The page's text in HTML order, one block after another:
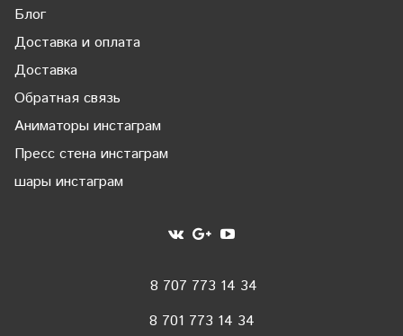
Блог
Доставка и оплата
Доставка
Обратная связь
Аниматоры инстаграм
Пресс стена инстаграм
шары инстаграм
8 707 773 14 34
8 701 773 14 34